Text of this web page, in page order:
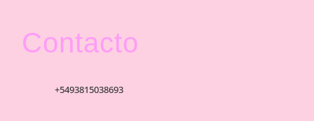
Contacto
+5493815038693